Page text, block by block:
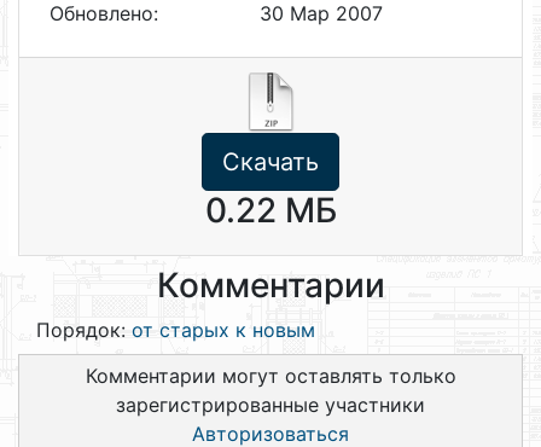
Обновлено:
30 Мар 2007
Скачать
0.22 МБ
Комментарии
Порядок: от старых к новым
Комментарии могут оставлять только
зарегистрированные участники
Авторизоваться